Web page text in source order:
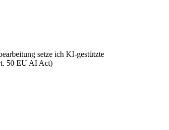
setze ich KI-gestützte
50 EU AI Act)